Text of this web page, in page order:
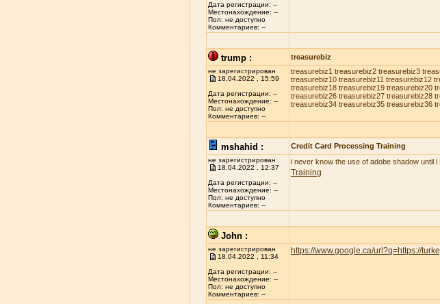
Дата регистрации: --
Местонахождение: --
Пол: не доступно
Комментариев: --
trump : treasurebiz
не зарегистрирован
18.04.2022 , 15:59
Дата регистрации: --
Местонахождение: --
Пол: не доступно
Комментариев: --
treasurebiz1 treasurebiz2 treasurebiz3
treasurebiz10 treasurebiz11 treasurebiz12
treasurebiz18 treasurebiz19 treasurebiz20
treasurebiz26 treasurebiz27 treasurebiz28
treasurebiz34 treasurebiz35 treasurebiz36
mshahid : Credit Card Processing Training
не зарегистрирован
18.04.2022 , 12:37
Дата регистрации: --
Местонахождение: --
Пол: не доступно
Комментариев: --
i never know the use of adobe shadow until
Training
John :
не зарегистрирован
18.04.2022 , 11:34
Дата регистрации: --
Местонахождение: --
Пол: не доступно
Комментариев: --
https://www.google.ca/url?q=https://